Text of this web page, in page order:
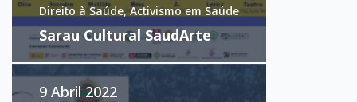
Direito à Saúde, Activismo em Saúde
Sarau Cultural SaudArte
9 Abril 2022